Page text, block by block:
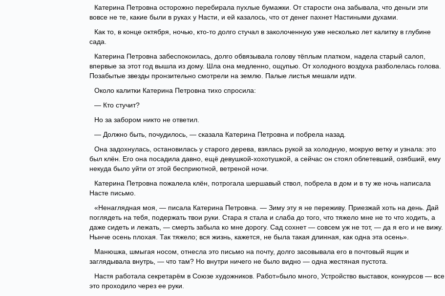
Катерина Петровна осторожно перебирала пухлые бумажки. От старости она забывала, что деньги эти
вовсе не те, какие были в руках у Насти, и ей казалось, что от денег пахнет Настиными духами.
Как то, в конце октября, ночью, кто-то долго стучал в заколоченную уже несколько лет калитку в глубине
сада.
Катерина Петровна забеспокоилась, долго обвязывала голову тёплым платком, надела старый салоп,
впервые за этот год вышла из дому. Шла она медленно, ощупью. От холодного воздуха разболелась голова.
Позабытые звезды пронзительно смотрели на землю. Палые листья мешали идти.
Около калитки Катерина Петровна тихо спросила:
— Кто стучит?
Но за забором никто не ответил.
— Должно быть, почудилось, — сказала Катерина Петровна и побрела назад.
Она задохнулась, остановилась у старого дерева, взялась рукой за холодную, мокрую ветку и узнала: это
был клён. Его она посадила давно, ещё девушкой-хохотушкой, а сейчас он стоял облетевший, озябший, ему
некуда было уйти от этой бесприютной, ветреной ночи.
Катерина Петровна пожалела клён, потрогала шершавый ствол, побрела в дом и в ту же ночь написала
Насте письмо.
«Ненаглядная моя, — писала Катерина Петровна. — Зиму эту я не переживу. Приезжай хоть на день. Дай
поглядеть на тебя, подержать твои руки. Стара я стала и слаба до того, что тяжело мне не то что ходить, а
даже сидеть и лежать, — смерть забыла ко мне дорогу. Сад сохнет — совсем уж не тот, — да я его и не вижу.
Нынче осень плохая. Так тяжело; вся жизнь, кажется, не была такая длинная, как одна эта осень».
Манюшка, шмыгая носом, отнесла это письмо на почту, долго засовывала его в почтовый ящик и
заглядывала внутрь, — что там? Но внутри ничего не было видно — одна жестяная пустота.
Настя работала секретарём в Союзе художников. Работ»было много, Устройство выставок, конкурсов — все
это проходило через ее руки.